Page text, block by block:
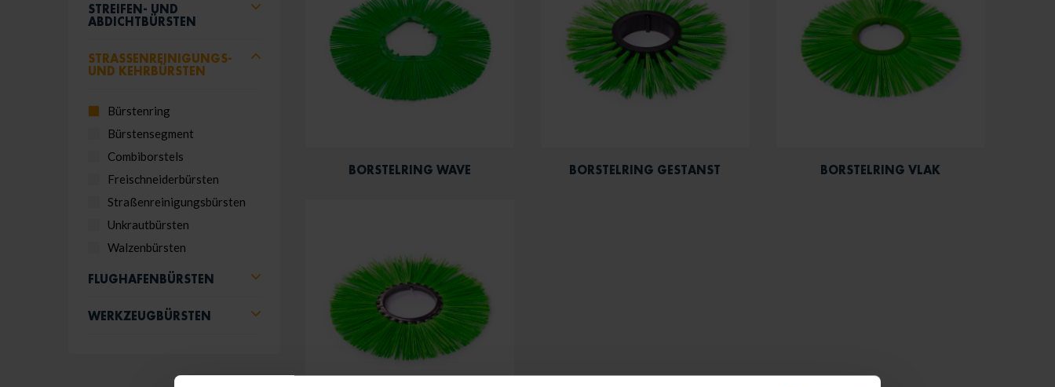
STREIFEN- UND
ABDICHTBÜRSTEN
STRASSENREINIGUNGS- U
ND KEHRBÜRSTEN
Bürstenring
Bürstensegment
Combiborstels
Freischneiderbürsten
Straßenreinigungsbürsten
Unkrautbürsten
Walzenbürsten
FLUGHAFENBÜRSTEN
WERKZEUGBÜRSTEN
BORSTELRING WAVE BORSTELRING GESTANST BORSTELRING VLAK